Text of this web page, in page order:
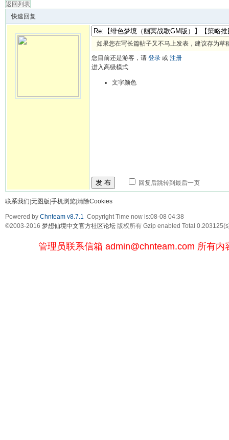
返回列表
快速回复
如果您在写长篇帖子又不马上发表，建议存为草
您目前还是游客，请 登录 或 注册
进入高级模式
文字颜色
发 布 回复后跳转到最后一页
联系我们 无图版 手机浏览 清除Cookies
Powered by Chnteam v8.7.1 Copyright Time now is:08-08 04:38
©2003-2016 梦想仙境中文官方社区论坛 版权所有 Gzip enabled Total
管理员联系信箱 admin@chnteam.com 所有内